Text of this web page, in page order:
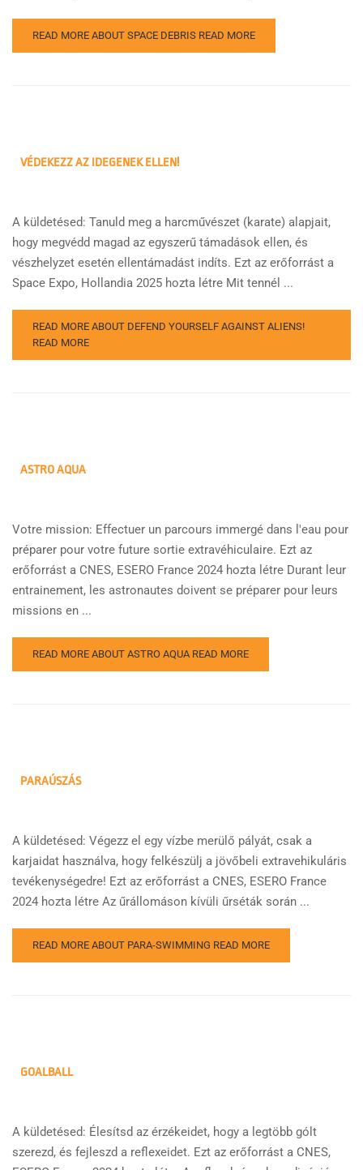
READ MORE ABOUT SPACE DEBRIS READ MORE
VÉDEKEZZ AZ IDEGENEK ELLEN!
A küldetésed: Tanuld meg a harcművészet (karate) alapjait,
hogy megvédd magad az egyszerű támadások ellen, és
vészhelyzet esetén ellentámadást indíts. Ezt az erőforrást a
Space Expo, Hollandia 2025 hozta létre Mit tennél ...
READ MORE ABOUT DEFEND YOURSELF AGAINST ALIENS!
READ MORE
ASTRO AQUA
Votre mission: Effectuer un parcours immergé dans l'eau pour
préparer pour votre future sortie extravéhiculaire. Ezt az
erőforrást a CNES, ESERO France 2024 hozta létre Durant leur
entrainement, les astronautes doivent se préparer pour leurs
missions en ...
READ MORE ABOUT ASTRO AQUA READ MORE
PARAÚSZÁS
A küldetésed: Végezz el egy vízbe merülő pályát, csak a
karjaidat használva, hogy felkészülj a jövőbeli extravehikuláris
tevékenységedre! Ezt az erőforrást a CNES, ESERO France
2024 hozta létre Az űrállomáson kívüli űrséták során ...
READ MORE ABOUT PARA-SWIMMING READ MORE
GOALBALL
A küldetésed: Élesítsd az érzékeidet, hogy a legtöbb gólt
szerezd, és fejleszd a reflexeidet. Ezt az erőforrást a CNES,